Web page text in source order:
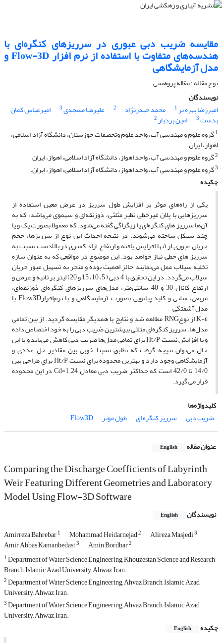
مقایسه ضریب دبی عبوری در سرریزهای کنگره‌ای با
هندسه‌های متفاوت با استفاده از نرم افزار Flow-3D و
مدل آزمایشگاهی
نوع مقاله : مقاله پژوهشی
نویسندگان
امیررضا بهره بر1 محمد حیدرنژاد 2 علیرضا مسجدی3 امیرعباس کمان
بدست3 امین بردبار2
1گروه علوم و مهندسی آب، واحد علوم وتحقیقات خوزستان، دانشگاه آزاد اسلامی،
اهواز، ایران.
2گروه علوم و مهندسی آب، واحد اهواز، دانشگاه آزاد اسلامی، اهواز، ایران
3گروه علوم و مهندسی آب، واحد اهواز، دانشگاه آزاد اسلامی، اهواز، ایران.
چکیده
یکی از راه‌های موثر بر افزایش طول سرریز در عرض معین استفاده از
سرریز‌هایی با پلان غیر‌خطی نظیر مثلثی، ذوزنقه‌ای و سهموی می‌باشد، که به
آن‌ها سرریز های کنگره‌ای یا زیگزاگی گفته می‌شود. که معمولا بصورت یک و یا
چند سیکل ساخته می‌شوند. در نتیجه احداث این نوع از سرریزها، حجم
جریان عبوری از آنها افزایش یافته و ارتفاع آزاد کمتری در بالادست نسبت به
سرریز های خطی نیاز خواهد بود. این موضوع در مواقعی که به عنوان سازه
تخلیه سیلاب عمل می‌نمایند حائز اهمیت بوده و منجر به تسهیل عبور جریان
سیلاب می‌گردد. در این تحقیق با 4 دبی ( 5، 10، 15 و 20) لیتر بر ثانیه و عرض و
ارتفاع کانال 30 و 40 سانتی‌متر، مدل‌های سرریزهای کنگره‌ای ذوزنقه‌ای،
مربعی، مثلثی و کلید پیانویی بصورت آزمایشگاهی و با نرم‌افزارFlow3D با
مدل آشفتگی
K-ε از نوعRNG مطالعه شد و نتایج با همدیگر مقایسه گردید. از بین تمامی
مدل‌ها، سرریز کنگره‌ای مثلثی ببیشترین ضریب دبی را به خود اختصاص داده
و با افزایش نسبت Ht/P برای تمامی مدل‌ها ضریب دبی کاهش می‌یابد و با این
حال می‌توان نتیجه گرفت که تطابق نسبتا خوبی بین مقادیر حل عددی و
آزمایشگاهی وجود دارد و بهترین محدوده برای نسبت Ht/P برای طراحی بین
14/0 تا 42/0 است که حداکثر ضریب دبی معادل Cd=1.24 در این محدوده
قرار می گیرد.
کلیدواژه‌ها
ضریب دبی
سرریز کنگره ای طول موثر Flow3D
عنوان مقاله English
Comparing the Discharge Coefficients of Labyrinth
Weir Featuring Different Geometries and Laboratory
Model Using Flow-3D Software
نویسندگان English
Amirreza Bahrebar1 Mohammad Heidarnejad2 Alireza Masjedi3
Amir Abbas Kamanbedast3 Amin Bordbar2
1Department of Water Science Engineering, Khouzestan Science and Research
Branch, Islamic Azad University, Ahwaz, Iran.
2Department of Water Science Engineering, Ahvaz Branch, Islamic Azad
University, Ahwaz, Iran.
3Department of Water Science Engineering, Ahvaz Branch, Islamic Azad
University, Ahwaz, Iran.
چکیده
English